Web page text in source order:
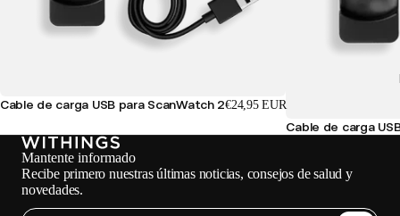
Cable de carga USB para ScanWatch 2€24,95 EUR
Cable de carga
Mantente informado
Recibe primero nuestras últimas noticias, consejos de salud y
novedades.